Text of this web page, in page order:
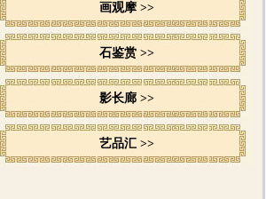
画观摩 >>
石鉴赏 >>
影长廊 >>
艺品汇 >>